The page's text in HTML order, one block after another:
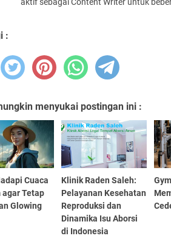
:
menyukai postingan ini :
Cuaca
agar Tetap
Glowing
Klinik Raden Saleh:
Pelayanan Kesehatan
Reproduksi dan
Dinamika Isu Aborsi
di Indonesia